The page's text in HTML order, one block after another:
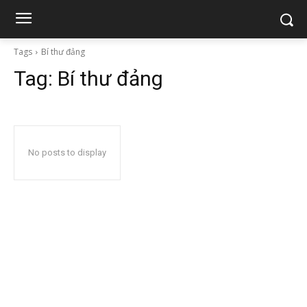
Tags Bí thư đảng
Tag: Bí thư đảng
No posts to display